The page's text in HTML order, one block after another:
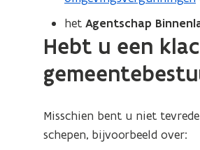
hetAgentschap
Hebt u een
Misschien bent u niet
schepen, bijvoorbeeld over: